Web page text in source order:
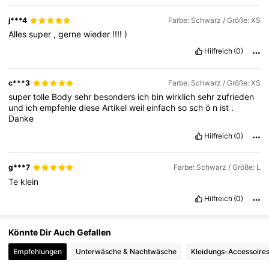
j***4 Farbe: Schwarz / Größe: XS
Allessuper ,gernewieder !!!!)
Hilfreich (0)
c***3 Farbe: Schwarz / Größe: XS
supertolle Bodysehr besonders ich binwirklichsehrzufrieden
und ichempfehledieseArtikelweileinfachsoschö n ist .
Danke
Hilfreich (0)
g***7 Farbe: Schwarz / Größe: L
Te klein
Hilfreich (0)
Könnte Dir Auch Gefallen
Empfehlungen Unterwäsche & Nachtwäsche Kleidungs-Accessoires